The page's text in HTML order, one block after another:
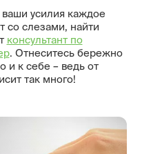
усилия каждое
со слезами, найти
консультант по
. Отнеситесь бережно
и к себе – ведь от
так много!